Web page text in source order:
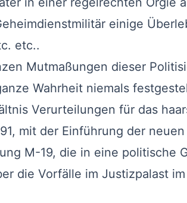
einige
etc..
Mutmaßungen dieser
Wahrheit niemals
Verurteilungen für das
mit der Einführung der
M-19, die in eine politische
die Vorfälle im Justizpalast